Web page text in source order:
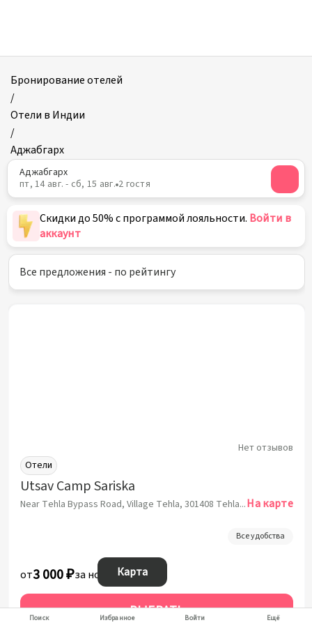
Бронирование отелей
/
Отели в Индии
/
Аджабгарх
Аджабгарх
пт, 14 авг. - сб, 15 авг. 2 гостя
Скидки до 50% с программой лояльности. Войти в
аккаунт
Все предложения - по рейтингу
Отели
Utsav Camp Sariska
Near Tehla Bypass Road, Village Tehla, 301408 Tehla, India, АлварНа карте
Нет отзывов
Все удобства
от3 000 ₽за ночь
ВЫБРАТЬ
Карта
Поиск Избранное Войти Ещё